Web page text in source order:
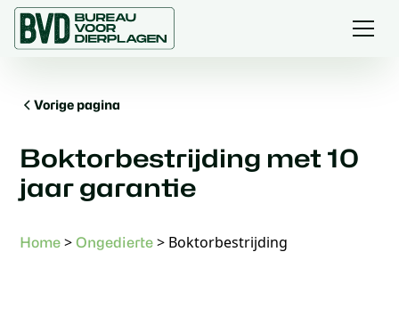
Vorige pagina
Boktorbestrijding met 10
jaar garantie
Home >Ongedierte > Boktorbestrijding